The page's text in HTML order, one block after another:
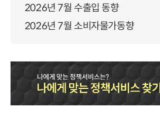
2026년 7월 수출입 동향
2026년 7월 소비자물가동향